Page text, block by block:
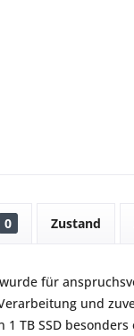
0 Zustand
wurde für
und
1 TB SSD